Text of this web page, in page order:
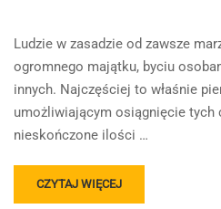
Ludzie w zasadzie od zawsze
ogromnego majątku, byciu
innych. Najczęściej to właśnie
umożliwiającym osiągnięcie tych
nieskończone ilości …
READ
MORE
CZYTAJ WIĘCEJ